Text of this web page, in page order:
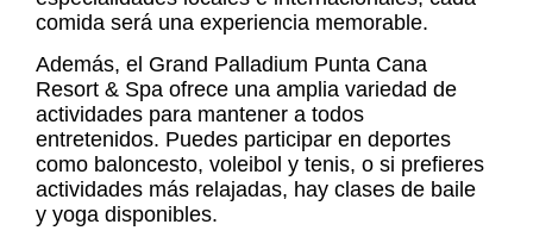
comida será una experiencia memorable.
Además, el Grand Palladium Punta Cana
Resort & Spa ofrece una amplia variedad de
actividades para mantener a todos
entretenidos. Puedes participar en deportes
como baloncesto, voleibol y tenis, o si prefieres
actividades más relajadas, hay clases de baile
y yoga disponibles.